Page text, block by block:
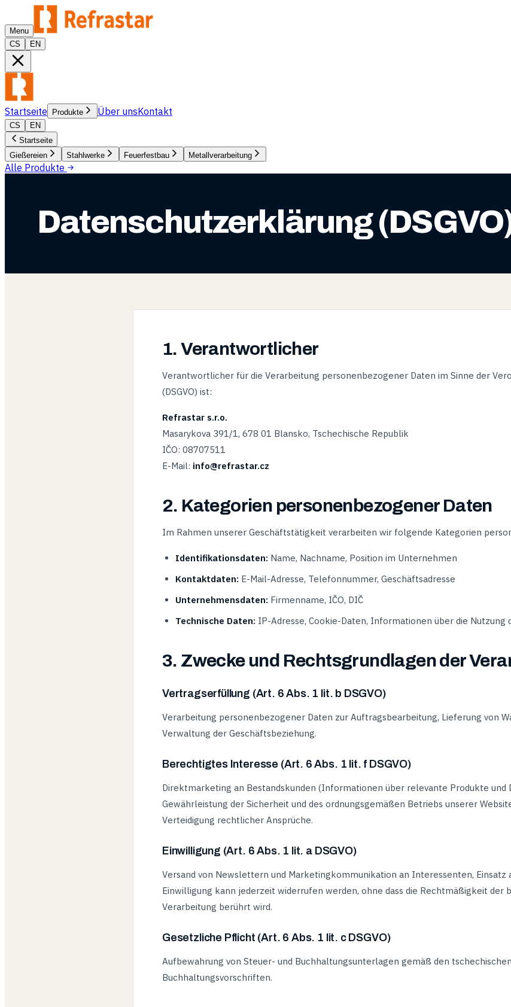
Menu
CS
EN
Startseite Produkte Über unsKontakt
CS
EN
Startseite
Gießereien
Stahlwerke Feuerfestbau Metallverarbeitung
Alle Produkte
Datenschutzerklärung
1. Verantwortlicher
Verantwortlicher für die Verarbeitung personenbezogener Daten im Sinne der
(DSGVO) ist:
Refrastar s.r.o.
Masarykova 391/1, 678 01 Blansko, Tschechische Republik
IČO: 08707511
E-Mail: info@refrastar.cz
2. Kategorien personenbezogener Daten
Im Rahmen unserer Geschäftstätigkeit verarbeiten wir folgende Kategorien
Identifikationsdaten: Name, Nachname, Position im Unternehmen
Kontaktdaten: E-Mail-Adresse, Telefonnummer, Geschäftsadresse
Unternehmensdaten: Firmenname, IČO, DIČ
Technische Daten: IP-Adresse, Cookie-Daten, Informationen über die Nutzung
3. Zwecke und Rechtsgrundlagen der
Vertragserfüllung (Art. 6 Abs. 1 lit. b DSGVO)
Verarbeitung personenbezogener Daten zur Auftragsbearbeitung, Lieferung von
Verwaltung der Geschäftsbeziehung.
Berechtigtes Interesse (Art. 6 Abs. 1 lit. f DSGVO)
Direktmarketing an Bestandskunden (Informationen über relevante Produkte und
Gewährleistung der Sicherheit und des ordnungsgemäßen Betriebs unserer
Verteidigung rechtlicher Ansprüche.
Einwilligung (Art. 6 Abs. 1 lit. a DSGVO)
Versand von Newslettern und Marketingkommunikation an Interessenten, Einsatz
Einwilligung kann jederzeit widerrufen werden, ohne dass die Rechtmäßigkeit der
Verarbeitung berührt wird.
Gesetzliche Pflicht (Art. 6 Abs. 1 lit. c DSGVO)
Aufbewahrung von Steuer- und Buchhaltungsunterlagen gemäß den
Buchhaltungsvorschriften.